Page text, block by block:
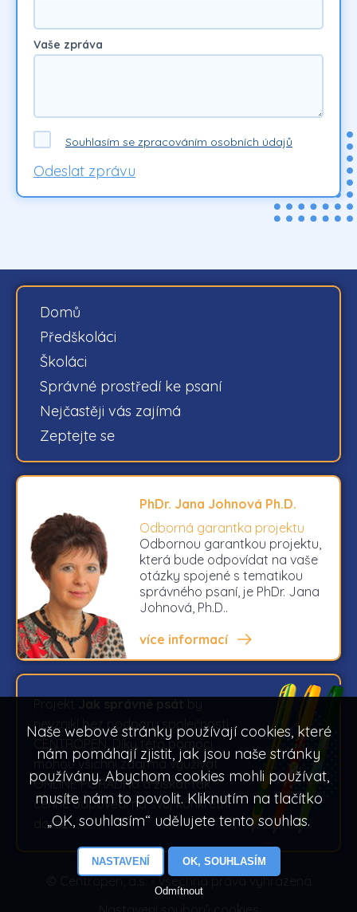
Vaše zpráva
Souhlasím se zpracováním osobních údajů
Odeslat zprávu
Domů
Předškoláci
Školáci
Správné prostředí ke psaní
Nejčastěji vás zajímá
Zeptejte se
PhDr. Jana Johnová Ph.D.
Odborná garantka projektu
Odbornou garantkou projektu,
která bude odpovídat na vaše
otázky spojené s tematikou
správného psaní, je PhDr. Jana
Johnová, Ph.D..
více informací
nevznikl bez podpory společnosti
CENTROPEN. Díky této pomoci
mohou všichni zdarma využívat
ONLINE PORADNU a získat tak
cenné odpovědi na svůj konkrétní
dotaz.
© Centropen, a.s. - všechna práva vyhrazena
Naše webové stránky používají cookies, které
nám pomáhají zjistit, jak jsou naše stránky
používány. Abychom cookies mohli používat,
musíte nám to povolit. Kliknutím na tlačítko
„OK, souhlasím“ udělujete tento souhlas.
NASTAVENÍ OK, SOUHLASÍM
Odmítnout